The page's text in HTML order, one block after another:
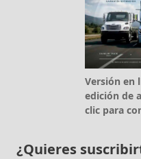
Versión en
edición de
clic para
¿Quieres